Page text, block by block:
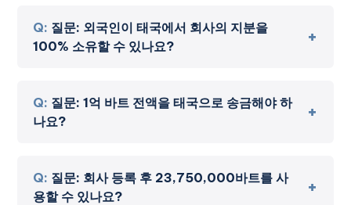
Q: 질문: 외국인이 태국에서 회사의 지분을
100% 소유할 수 있나요?
국 회사의 지분을 100% 소유할 수 있습니다. 도매 또는
소매업의 경우 등록 자본금이 100,000,000바트 이상
습니다.
Q: 질문: 1억 바트 전액을 태국으로 송금해야 하
나요?
납입하면 됩니다. 즉, 회사가 자본금을 5백만 바트에서 1
억 바트로 늘릴 경우 23,750,000바트만 투입하여 회사
Q: 질문: 회사 등록 후 23,750,000바트를 사
용할 수 있나요?